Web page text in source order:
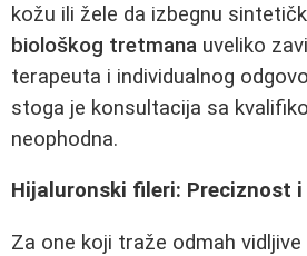
kožu ili žele da izbegnu
biološkog tretmana uveliko
terapeuta i individualnog
stoga je konsultacija sa
neophodna.
Hijaluronski fileri: Preciznost
Za one koji traže odmah